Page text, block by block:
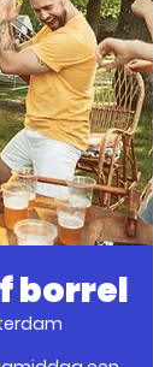
borrel